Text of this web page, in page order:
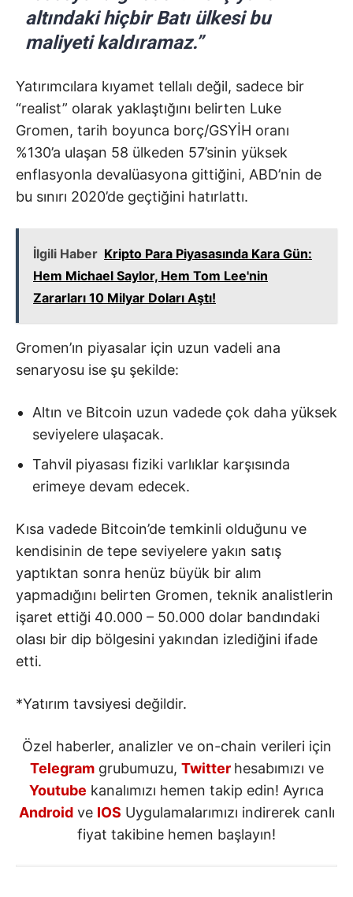
altındaki hiçbir Batı ülkesi bu
maliyeti kaldıramaz.”
Yatırımcılara kıyamet tellalı değil, sadece bir
“realist” olarak yaklaştığını belirten Luke
Gromen, tarih boyunca borç/GSYİH oranı
%130’a ulaşan 58 ülkeden 57’sinin yüksek
enflasyonla devalüasyona gittiğini, ABD’nin de
bu sınırı 2020’de geçtiğini hatırlattı.
İlgili Haber Kripto Para Piyasasında Kara Gün:
Hem Michael Saylor, Hem Tom Lee'nin
Zararları 10 Milyar Doları Aştı!
Gromen’ın piyasalar için uzun vadeli ana
senaryosu ise şu şekilde:
Altın ve Bitcoin uzun vadede çok daha yüksek
seviyelere ulaşacak.
Tahvil piyasası fiziki varlıklar karşısında
erimeye devam edecek.
Kısa vadede Bitcoin’de temkinli olduğunu ve
kendisinin de tepe seviyelere yakın satış
yaptıktan sonra henüz büyük bir alım
yapmadığını belirten Gromen, teknik analistlerin
işaret ettiği 40.000 – 50.000 dolar bandındaki
olası bir dip bölgesini yakından izlediğini ifade
etti.
*Yatırım tavsiyesi değildir.
Özel haberler, analizler ve on-chain verileri için
Telegramgrubumuzu, Twitter hesabımızı ve
Youtube kanalımızı hemen takip edin! Ayrıca
Androidve IOS Uygulamalarımızı indirerek canlı
fiyat takibine hemen başlayın!